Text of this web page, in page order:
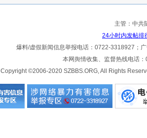
主管：中
24小时内发帖排
爆料/虚假新闻信息举报电话：0722-3318927；
本网舆情收集、监督热线电话
Copyright ©2006-2020 SZBBS.ORG, All Rights